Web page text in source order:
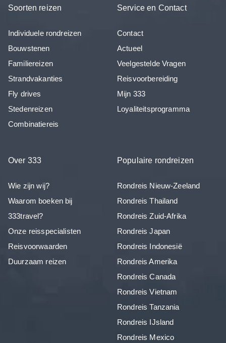
Soorten reizen
Individuele rondreizen
Bouwstenen
Familiereizen
Strandvakanties
Fly drives
Stedenreizen
Combinatiereis
Service en Contact
Contact
Actueel
Veelgestelde Vragen
Reisvoorbereiding
Mijn 333
Loyaliteitsprogramma
Over 333
Wie zijn wij?
Waarom boeken bij
333travel?
Onze reisspecialisten
Reisvoorwaarden
Duurzaam reizen
Populaire rondreizen
Rondreis Nieuw-Zeeland
Rondreis Thailand
Rondreis Zuid-Afrika
Rondreis Japan
Rondreis Indonesië
Rondreis Amerika
Rondreis Canada
Rondreis Vietnam
Rondreis Tanzania
Rondreis IJsland
Rondreis Mexico